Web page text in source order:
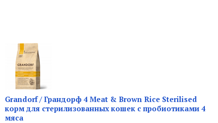
Grandorf / Грандорф 4 Meat & Brown Rice Sterilised
корм для стерилизованных кошек с пробиотиками 4
мяса